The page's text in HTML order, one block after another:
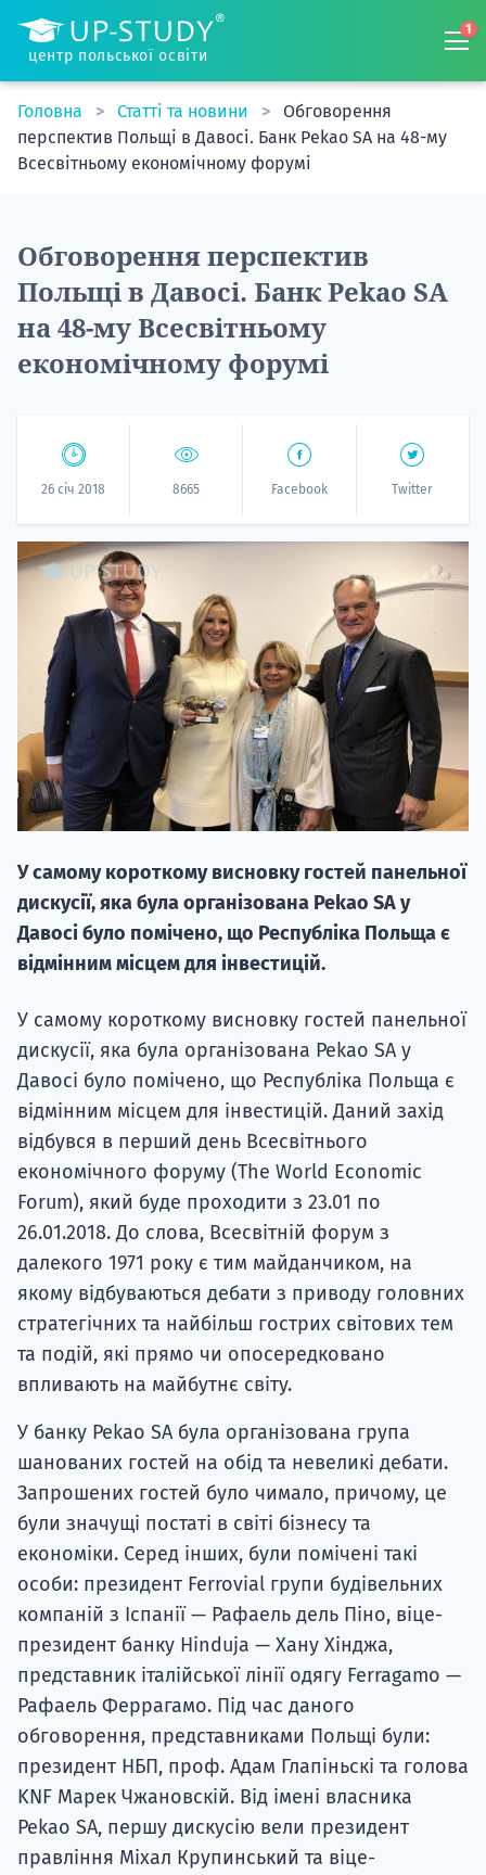
центр польської освіти
1
Головна Статті та новини
Обговорення
перспектив Польщі в Давосі. Банк Pekao SA на 48-му
Всесвітньому економічному форумі
Обговорення перспектив
Польщі в Давосі. Банк Pekao SA
на 48-му Всесвітньому
економічному форумі
26 січ 2018 8665 Facebook Twitter
У самому короткому висновку гостей панельної
дискусії, яка була організована Pekao SA у
Давосі було помічено, що Республіка Польща є
відмінним місцем для інвестицій.
У самому короткому висновку гостей панельної
дискусії, яка була організована Pekao SA у
Давосі було помічено, що Республіка Польща є
відмінним місцем для інвестицій. Даний захід
відбувся в перший день Всесвітнього
економічного форуму (The World Economic
Forum), який буде проходити з 23.01 по
26.01.2018. До слова, Всесвітній форум з
далекого 1971 року є тим майданчиком, на
якому відбуваються дебати з приводу головних
стратегічних та найбільш гострих світових тем
та подій, які прямо чи опосередковано
впливають на майбутнє світу.
У банку Pekao SA була організована група
шанованих гостей на обід та невеликі дебати.
Запрошених гостей було чимало, причому, це
були значущі постаті в світі бізнесу та
економіки. Серед інших, були помічені такі
особи: президент Ferrovial групи будівельних
компаній з Іспанії — Рафаель дель Піно, віце-
президент банку Hinduja — Хану Хінджа,
представник італійської лінії одягу Ferragamo —
Рафаель Феррагамо. Під час даного
обговорення, представниками Польщі були:
президент НБП, проф. Адам Глапіньскі та голова
KNF Марек Чжановскій. Від імені власника
Pekao SA, першу дискусію вели президент
правління Міхал Крупинський та віце-
20.09
"Навчання
НАБІР
вступ на